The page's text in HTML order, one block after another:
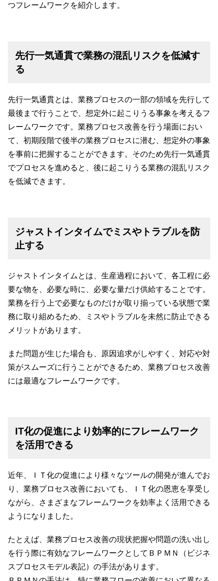
つフレームワークを紹介します。
先行一気通貫で業務の混乱リスクを低減す
る
先行一気通貫とは、業務プロセスの一部の領域を先行して
最後まで行うことで、想定外に起こりうる事象を考えるフ
レームワークです。業務プロセス改善を行う場面におい
て、初期段階で後半の業務プロセスに潜む、想定外の事象
を事前に把握することができます。そのため先行一気通貫
でプロセスを進めると、後に起こりうる業務の混乱リスク
を低減できます。
ジャストインタイムでミスやトラブルを防
止する
ジャストインタイムとは、生産過程において、各工程に必
要な物を、必要な時に、必要な量だけ供給することです。
業務を行う上で必要なものだけが取り揃っている状態で業
務に取り組めるため、ミスやトラブルを未然に防止できる
メリットがあります。
また問題が生じた場合も、原因追求がしやすく、対応や対
策がスムーズに行うことができるため、業務プロセス改善
には最適なフレームワークです。
IT化の促進により効率的にフレームワーク
を活用できる
近年、ＩＴ化の促進により様々なツールの開発が進んでお
り、業務プロセス改善においても、ＩＴ化の恩恵を享受し
ながら、さまざまなフレームワークを効率よく活用できる
ようになりました。
たとえば、業務プロセス改善の現状把握や問題の洗い出し
を行う際に有効なフレームワークとしてＢＰＭＮ（ビジネ
スプロセスモデル表記）の手法があります。